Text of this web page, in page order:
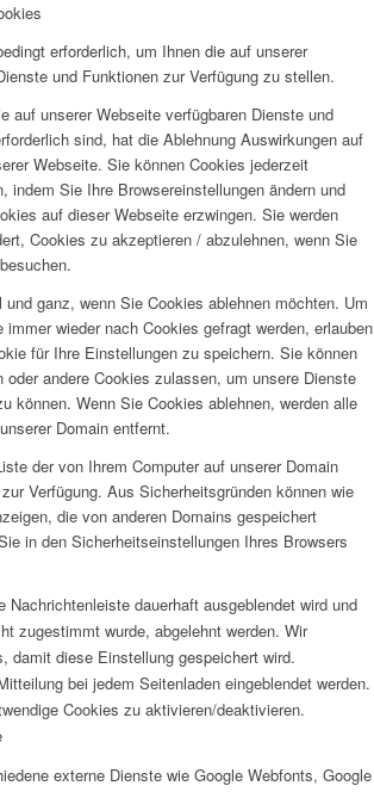
erforderlich, um Ihnen die auf unserer
und Funktionen zur Verfügung zu stellen.
auf unserer Webseite verfügbaren Dienste und
sind, hat die Ablehnung Auswirkungen auf
Webseite. Sie können Cookies jederzeit
indem Sie Ihre Browsereinstellungen ändern und
auf dieser Webseite erzwingen. Sie werden
Cookies zu akzeptieren / abzulehnen, wenn Sie
ganz, wenn Sie Cookies ablehnen möchten. Um
wieder nach Cookies gefragt werden, erlauben
für Ihre Einstellungen zu speichern. Sie können
oder andere Cookies zulassen, um unsere Dienste
können. Wenn Sie Cookies ablehnen, werden alle
Domain entfernt.
der von Ihrem Computer auf unserer Domain
Verfügung. Aus Sicherheitsgründen können wie
die von anderen Domains gespeichert
in den Sicherheitseinstellungen Ihres Browsers
Nachrichtenleiste dauerhaft ausgeblendet wird und
zugestimmt wurde, abgelehnt werden. Wir
damit diese Einstellung gespeichert wird.
bei jedem Seitenladen eingeblendet werden.
Cookies zu aktivieren/deaktivieren.
externe Dienste wie Google Webfonts, Google